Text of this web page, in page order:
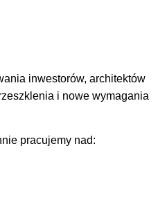
inwestorów, architektów
i nowe wymagania
pracujemy nad: